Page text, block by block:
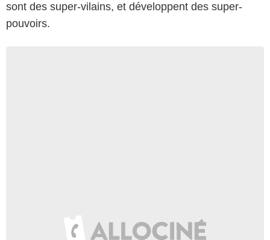
sont des super-vilains, et développent des super-
pouvoirs.